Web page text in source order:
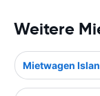
Weitere
Mietwagen